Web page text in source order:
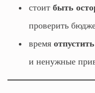
стоит быть
проверить
время
и ненужные